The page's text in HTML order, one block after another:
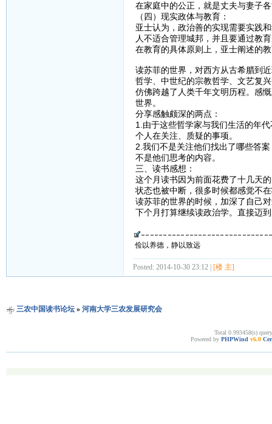
在家庭中的公正，就是丈夫与妻子
（四）现实政体与教育：
亚士认为，政治善的实现需要实践
人不适合管理城邦，并且要通过教
在教育的具体原则上，亚士阐述的
读苏菲的世界，对西方从古希腊到
哲学、中世纪的宗教哲学、文艺复
仿佛跨越了人类千年文明历程。感
世界。
分享感触颇深的两点：
1.由于这些哲学家与我们生活的年
个人在关注、质疑的事项。
2.我们不是关注他们找出了哪些答
不是他们思考的内容。
三、读书感想：
这个月读书因为前面花费了十几天
状态也被中断，很多时候都感觉不
读苏菲的世界的时候，加深了自己
下个月打算继续读政治学。直接迈
俭以养德，静以致远
Posted: 2014-10-30 23:12 | [楼 主]
三农中国读书论坛» 河南大学三农发展研究会
Total 0.993458(s)
Powered by PHPWind v6.0